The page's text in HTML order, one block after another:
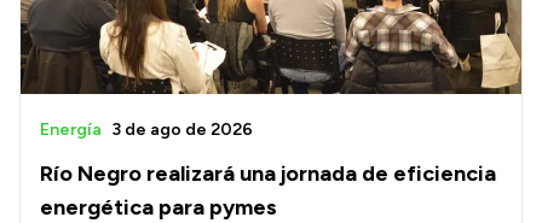
Río Negro realizará una jornada de eficiencia
energética para pymes
Energía 3 de ago de 2026